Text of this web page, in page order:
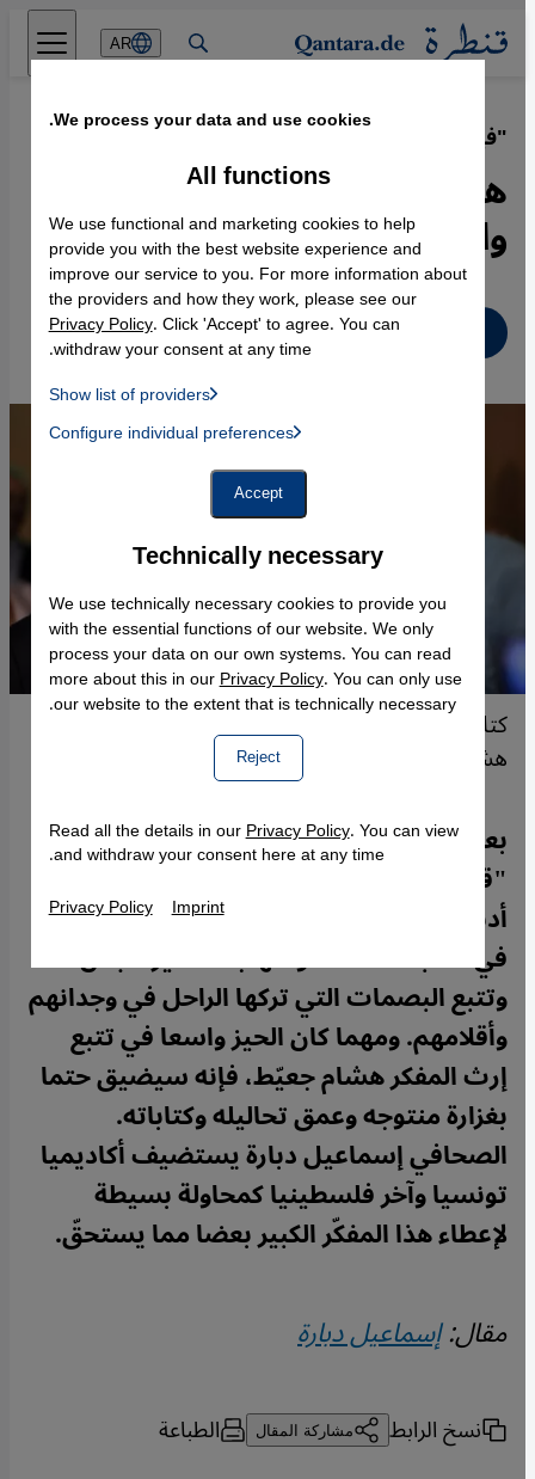
Direkt zum Inhalt springen
AR
"فيلسوف التاريخ الإسلامي"·
06.09.2021
هشام جعيّط... مفكر "تفهّمي"
واجه استعلاء المستشرقين
كتاب وأكاديميون يتصفّحون مكتبة المفكر الراحل
هشام جعيط وينبشون في منهاجه.
بعد أكثر من شهرين على رحيله، تفسح
"قنطرة" المجال لكتاب وباحثين أثرّت فيهم
أدبيات هشام جعيّط أيما تأثير، لأبداء آرائهم
في مكتبه الضخمة ومنهاجه المثير للجدل،
وتتبع البصمات التي تركها الراحل في وجدانهم
وأقلامهم. ومهما كان الحيز واسعا في تتبع
إرث المفكر هشام جعيّط، فإنه سيضيق حتما
بغزارة منتوجه وعمق تحاليله وكتاباته.
الصحافي إسماعيل دبارة يستضيف أكاديميا
تونسيا وآخر فلسطينيا كمحاولة بسيطة
لإعطاء هذا المفكّر الكبير بعضا مما يستحقّ.
مقال:إسماعيل دبارة
نسخ الرابط مشاركة المقال الطباعة
We process your data and use cookies.
Technically necessary
We use technically necessary cookies to provide you
with the essential functions of our website. We only
process your data on our own systems. You can read
more about this in ourPrivacy Policy. You can only use
our website to the extent that is technically necessary.
Reject
All functions
We use functional and marketing cookies to help
provide you with the best website experience and
improve our service to you. For more information about
the providers and how they work, please see our
Privacy Policy. Click 'Accept' to agree. You can
withdraw your consent at any time.
Show list of providers
Instagram Embed, Twitter Embed, Youtube Embed
Facebook Embed / Facebook Connect
Google Maps Embed
Configure individual preferences
Accept
Read all the details in ourPrivacy Policy. You can view
and withdraw your consent here at any time.
Privacy Policy Imprint